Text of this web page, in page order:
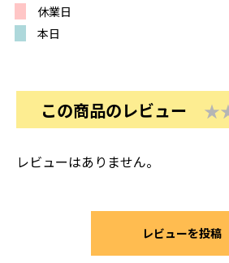
休業日
本日
この商品のレビュー
レビューはありません。
レビューを投稿